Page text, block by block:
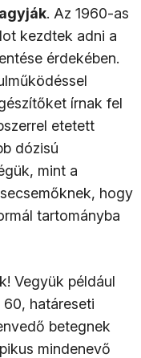
. Az 1960-as
kezdtek adni a
érdekében.
írnak fel
etetett
dózisú
mint a
hogy
tartományba
Vegyük például
határeseti
betegnek
mindenevő